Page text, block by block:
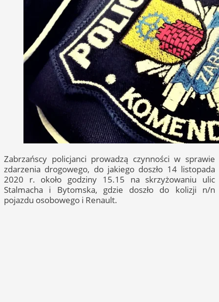
Zabrzańscy policjanci prowadzą czynności w sprawie
zdarzenia drogowego, do jakiego doszło 14 listopada
2020 r. około godziny 15.15 na skrzyżowaniu ulic
Stalmacha i Bytomska, gdzie doszło do kolizji n/n
pojazdu osobowego i Renault.